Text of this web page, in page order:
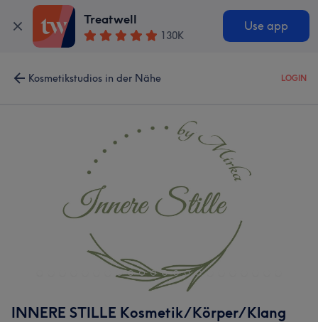
Treatwell
130K
Use app
Kosmetikstudios in der Nähe LOGIN
INNERE STILLE Kosmetik/Körper/Klang